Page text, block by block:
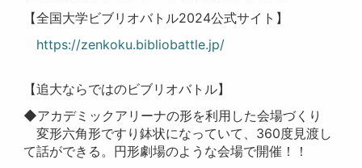
【全国大学ビブリオバトル2024公式サイト】
https://zenkoku.bibliobattle.jp/
【追大ならではのビブリオバトル】
◆アカデミックアリーナの形を利用した会場づくり
変形六角形ですり鉢状になっていて、360度見渡し
て話ができる。円形劇場のような会場で開催！！